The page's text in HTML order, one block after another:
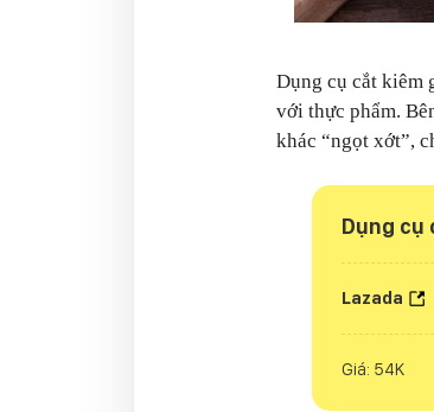
Dụng cụ cắt kiêm
với thực phẩm.
khác “ngọt xớt”,
Dụng cụ
Lazada
Giá: 54K